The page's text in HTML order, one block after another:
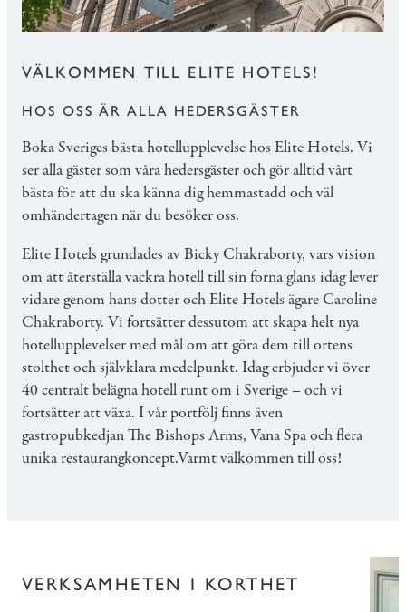
VÄLKOMMEN TILL ELITE HOTELS!
HOS OSS ÄR ALLA HEDERSGÄSTER
Boka Sveriges bästa hotellupplevelse hos Elite Hotels. Vi
ser alla gäster som våra hedersgäster och gör alltid vårt
bästa för att du ska känna dig hemmastadd och väl
omhändertagen när du besöker oss.
Elite Hotels grundades av Bicky Chakraborty, vars vision
om att återställa vackra hotell till sin forna glans idag lever
vidare genom hans dotter och Elite Hotels ägare Caroline
Chakraborty. Vi fortsätter dessutom att skapa helt nya
hotellupplevelser med mål om att göra dem till ortens
stolthet och självklara medelpunkt. Idag erbjuder vi över
40 centralt belägna hotell runt om i Sverige – och vi
fortsätter att växa. I vår portfölj finns även
gastropubkedjanThe Bishops Arms, Vana Spaoch flera
unika restaurangkoncept.Varmt välkommen till oss!
VERKSAMHETEN I KORTHET